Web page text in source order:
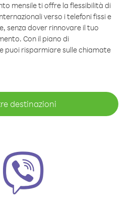
mensile ti offre la flessibilità di
verso i telefoni fissi e
senza dover rinnovare il tuo
Con il piano di
puoi risparmiare sulle chiamate
destinazioni